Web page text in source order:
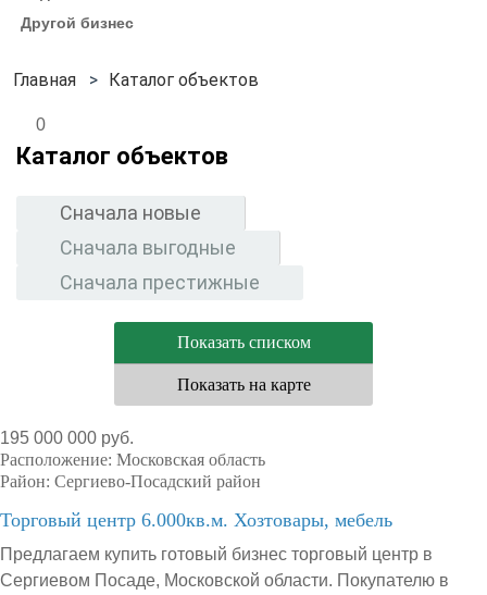
Другой бизнес
Каталог объектов
0
Каталог объектов
Сначала новые
Сначала выгодные
Сначала престижные
Показать списком
Показать на карте
195 000 000 руб.
Расположение: Московская область
Район: Сергиево-Посадский район
Торговый центр 6.000кв.м. Хозтовары, мебель
Предлагаем купить готовый бизнес торговый центр в
Сергиевом Посаде, Московской области. Покупателю в